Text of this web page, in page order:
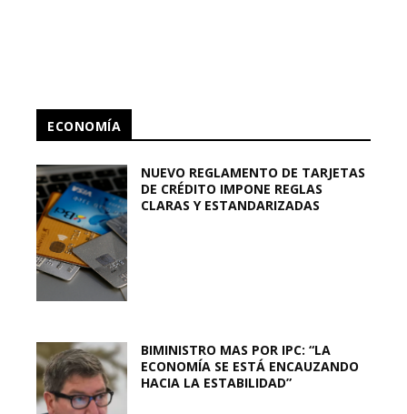
ECONOMÍA
NUEVO REGLAMENTO DE TARJETAS
DE CRÉDITO IMPONE REGLAS
CLARAS Y ESTANDARIZADAS
BIMINISTRO MAS POR IPC: “LA
ECONOMÍA SE ESTÁ ENCAUZANDO
HACIA LA ESTABILIDAD”